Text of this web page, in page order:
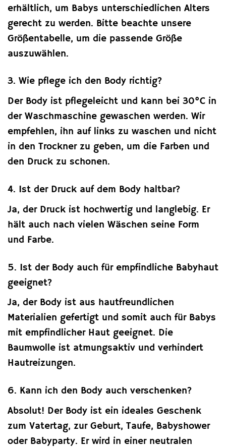
erhältlich, um Babys unterschiedlichen Alters
gerecht zu werden. Bitte beachte unsere
Größentabelle, um die passende Größe
auszuwählen.
3. Wie pflege ich den Body richtig?
Der Body ist pflegeleicht und kann bei 30°C in
der Waschmaschine gewaschen werden. Wir
empfehlen, ihn auf links zu waschen und nicht
in den Trockner zu geben, um die Farben und
den Druck zu schonen.
4. Ist der Druck auf dem Body haltbar?
Ja, der Druck ist hochwertig und langlebig. Er
hält auch nach vielen Wäschen seine Form
und Farbe.
5. Ist der Body auch für empfindliche Babyhaut
geeignet?
Ja, der Body ist aus hautfreundlichen
Materialien gefertigt und somit auch für Babys
mit empfindlicher Haut geeignet. Die
Baumwolle ist atmungsaktiv und verhindert
Hautreizungen.
6. Kann ich den Body auch verschenken?
Absolut! Der Body ist ein ideales Geschenk
zum Vatertag, zur Geburt, Taufe, Babyshower
oder Babyparty. Er wird in einer neutralen